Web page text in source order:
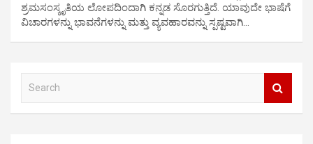
ಶ್ರಮಸಂಸ್ಕೃತಿಯ ಲೋಪದಿಂದಾಗಿ ಕನ್ನಡ ಸೊರಗುತ್ತಿದೆ. ಯಾವುದೇ ಭಾಷೆಗೆ
ವಿಚಾರಗಳನ್ನು ಭಾವನೆಗಳನ್ನು ಮತ್ತು ವ್ಯವಹಾರವನ್ನು ಸ್ಪಷ್ಟವಾಗಿ…